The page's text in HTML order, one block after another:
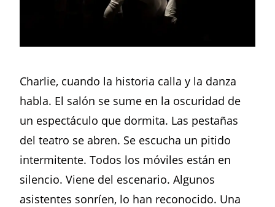
Charlie, cuando la historia calla y la danza
habla. El salón se sume en la oscuridad de
un espectáculo que dormita. Las pestañas
del teatro se abren. Se escucha un pitido
intermitente. Todos los móviles están en
silencio. Viene del escenario. Algunos
asistentes sonríen, lo han reconocido. Una